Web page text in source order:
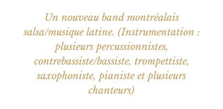
Un nouveau band montréalais
salsa/musique latine. (Instrumentation :
plusieurs percussionnistes,
contrebassiste/bassiste, trompettiste,
saxophoniste, pianiste et plusieurs
chanteurs)